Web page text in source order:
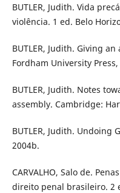
BUTLER, Judith. Vida
violência. 1 ed. Belo
BUTLER, Judith. Giving
Fordham University Press,
BUTLER, Judith. Notes
assembly. Cambridge:
BUTLER, Judith. Undoing
2004b.
CARVALHO, Salo de.
direito penal brasileiro. 2